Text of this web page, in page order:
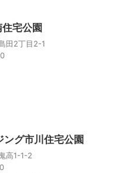
宅公園
田2丁目2-1
グ市川住宅公園
高1-1-2